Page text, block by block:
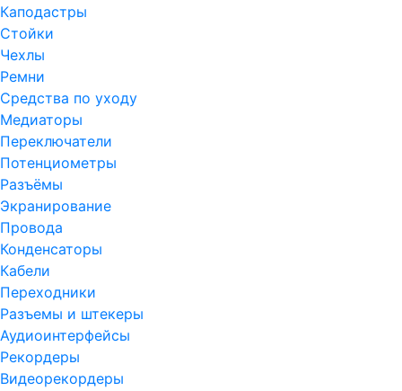
Каподастры
Стойки
Чехлы
Ремни
Средства по уходу
Медиаторы
Переключатели
Потенциометры
Разъёмы
Экранирование
Провода
Конденсаторы
Кабели
Переходники
Разъемы и штекеры
Аудиоинтерфейсы
Рекордеры
Видеорекордеры